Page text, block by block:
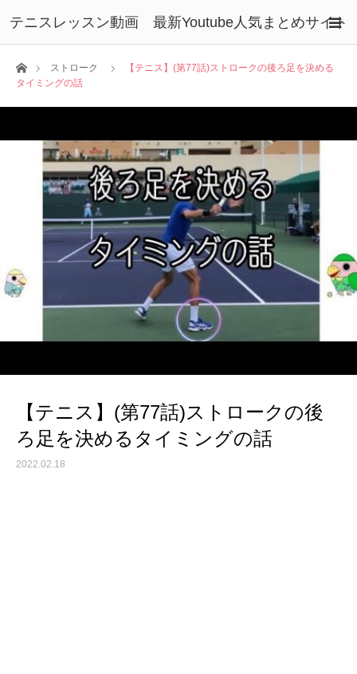
テニスレッスン動画 最新Youtube人気まとめサイト
ホームストローク
【テニス】(第77話)ストロークの後ろ足を決める
タイミングの話
【テニス】(第77話)ストロークの後
ろ足を決めるタイミングの話
2022.02.18